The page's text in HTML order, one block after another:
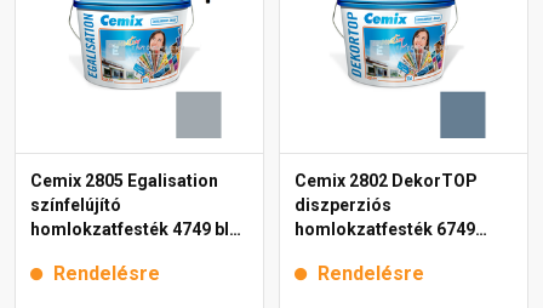
Cemix 2805 Egalisation
színfelújító
homlokzatfesték 4749 blue
Rendelésre
Cemix 2802 DekorTOP
diszperziós
homlokzatfesték 6749
Rendelésre